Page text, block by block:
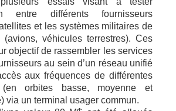
entre différents fournisseurs
et les systèmes militaires de
(avions, véhicules terrestres). Ces
objectif de rassembler les services
au sein d’un réseau unifié
aux fréquences de différentes
(en orbites basse, moyenne et
via un terminal usager commun.